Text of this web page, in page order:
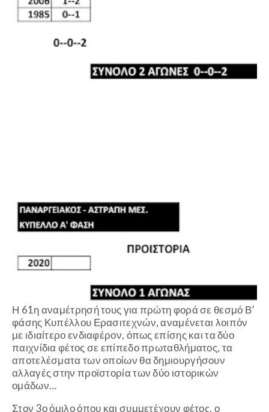
Η 61η αναμέτρησή τους για πρώτη φορά σε θεσμό Β’
φάσης Κυπέλλου Ερασιτεχνών, αναμένεται λοιπόν
με ιδιαίτερο ενδιαφέρον, όπως επίσης και τα δύο
παιχνίδια φέτος σε επίπεδο πρωταθλήματος, τα
αποτελέσματα των οποίων θα δημιουργήσουν
αλλαγές στην προϊστορία των δύο ιστορικών
ομάδων…
Στον 3οόμιλο όπου και συμμετέχουν φέτος, ο